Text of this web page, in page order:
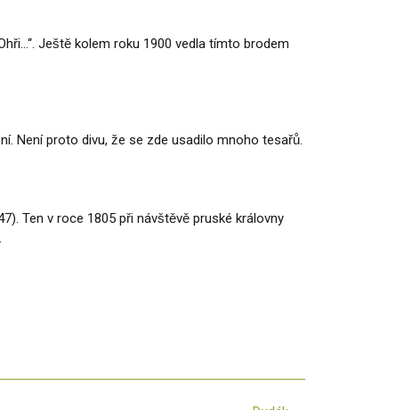
Ještě kolem roku 1900 vedla tímto brodem
Není proto divu, že se zde usadilo mnoho tesařů.
Ten v roce 1805 při návštěvě pruské královny